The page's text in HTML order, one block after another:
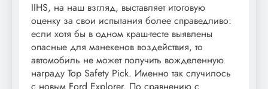
IIHS, на наш взгляд, выставляет итоговую
оценку за свои испытания более справедливо:
если хотя бы в одном краш-тесте выявлены
опасные для манекенов воздействия, то
автомобиль не может получить вожделенную
награду Top Safety Pick. Именно так случилось